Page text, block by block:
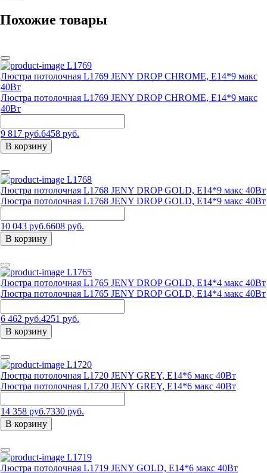
Похожие товары
L1769
Люстра потолочная L1769 JENY DROP CHROME, E14*9 макс
40Вт
Люстра потолочная L1769 JENY DROP CHROME, E14*9 макс
40Вт
9 817 руб.6458 руб.
В корзину
L1768
Люстра потолочная L1768 JENY DROP GOLD, E14*9 макс 40Вт
Люстра потолочная L1768 JENY DROP GOLD, E14*9 макс 40Вт
10 043 руб.6608 руб.
В корзину
L1765
Люстра потолочная L1765 JENY DROP GOLD, E14*4 макс 40Вт
Люстра потолочная L1765 JENY DROP GOLD, E14*4 макс 40Вт
6 462 руб.4251 руб.
В корзину
L1720
Люстра потолочная L1720 JENY GREY, E14*6 макс 40Вт
Люстра потолочная L1720 JENY GREY, E14*6 макс 40Вт
14 358 руб.7330 руб.
В корзину
L1719
Люстра потолочная L1719 JENY GOLD, E14*6 макс 40Вт